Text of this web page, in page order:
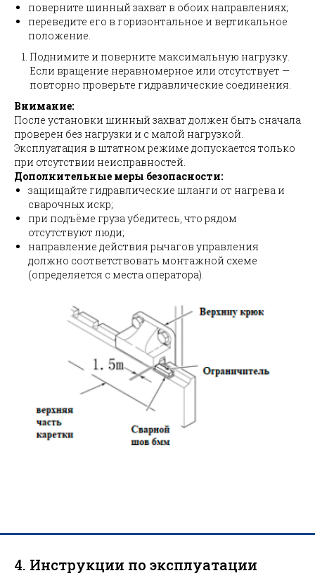
поверните шинный захват в обоих направлениях;
переведите его в горизонтальное и вертикальное
положение.
Поднимите и поверните максимальную нагрузку.
Если вращение неравномерное или отсутствует —
повторно проверьте гидравлические соединения.
Внимание:
После установки шинный захват должен быть сначала
проверен без нагрузки и с малой нагрузкой.
Эксплуатация в штатном режиме допускается только
при отсутствии неисправностей.
Дополнительные меры безопасности:
защищайте гидравлические шланги от нагрева и
сварочных искр;
при подъёме груза убедитесь, что рядом
отсутствуют люди;
направление действия рычагов управления
должно соответствовать монтажной схеме
(определяется с места оператора).
4. Инструкции по эксплуатации